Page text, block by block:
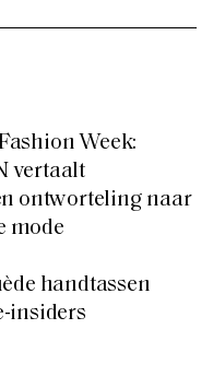
Week:
vertaalt
ontworteling naar
mode
handtassen
insiders